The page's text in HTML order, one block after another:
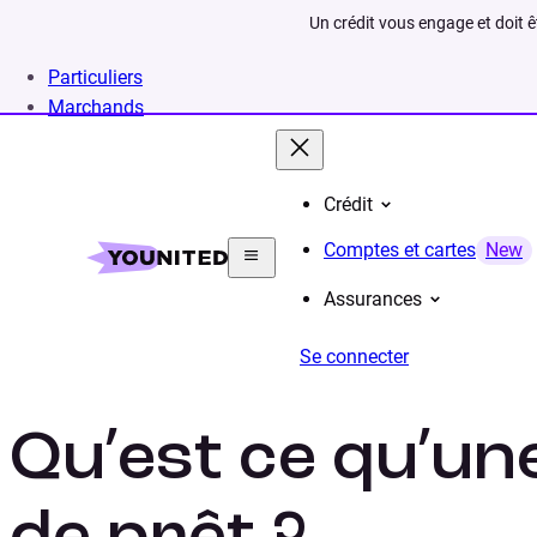
Un crédit vous engage et doit
Particuliers
Marchands
Crédit
Comptes et cartes New
Assurances
Se connecter
Home Durée du prêt
Qu’est ce